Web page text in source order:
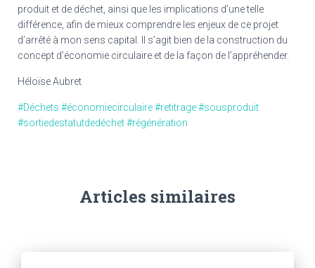
produit et de déchet, ainsi que les implications d’une telle
différence, afin de mieux comprendre les enjeux de ce projet
d’arrêté à mon sens capital. Il s’agit bien de la construction du
concept d’économie circulaire et de la façon de l’appréhender.
Héloïse Aubret
#Déchets #économiecirculaire#retitrage#sousproduit
#sortiedestatutdedéchet#régénération
Articles similaires